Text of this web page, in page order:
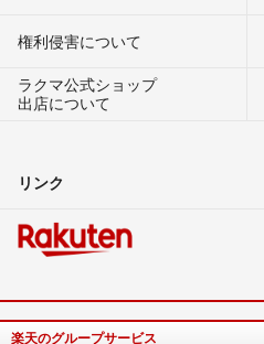
権利侵害について
ラクマ公式ショップ
出店について
リンク
楽天のグループサービス